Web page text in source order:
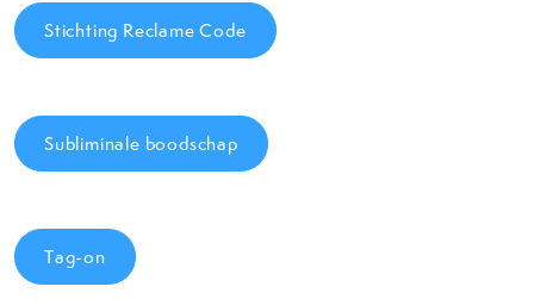
Stichting Reclame Code
Subliminale boodschap
Tag-on